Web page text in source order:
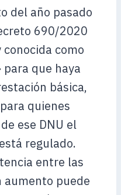
del año pasado
690/2020
como
que haya
básica,
quienes
ese DNU el
regulado.
entre las
aumento puede